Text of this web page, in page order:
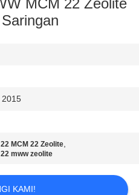
MCM 22 Zeolite
2015
MCM 22 Zeolite,
mww zeolite
KAMI!